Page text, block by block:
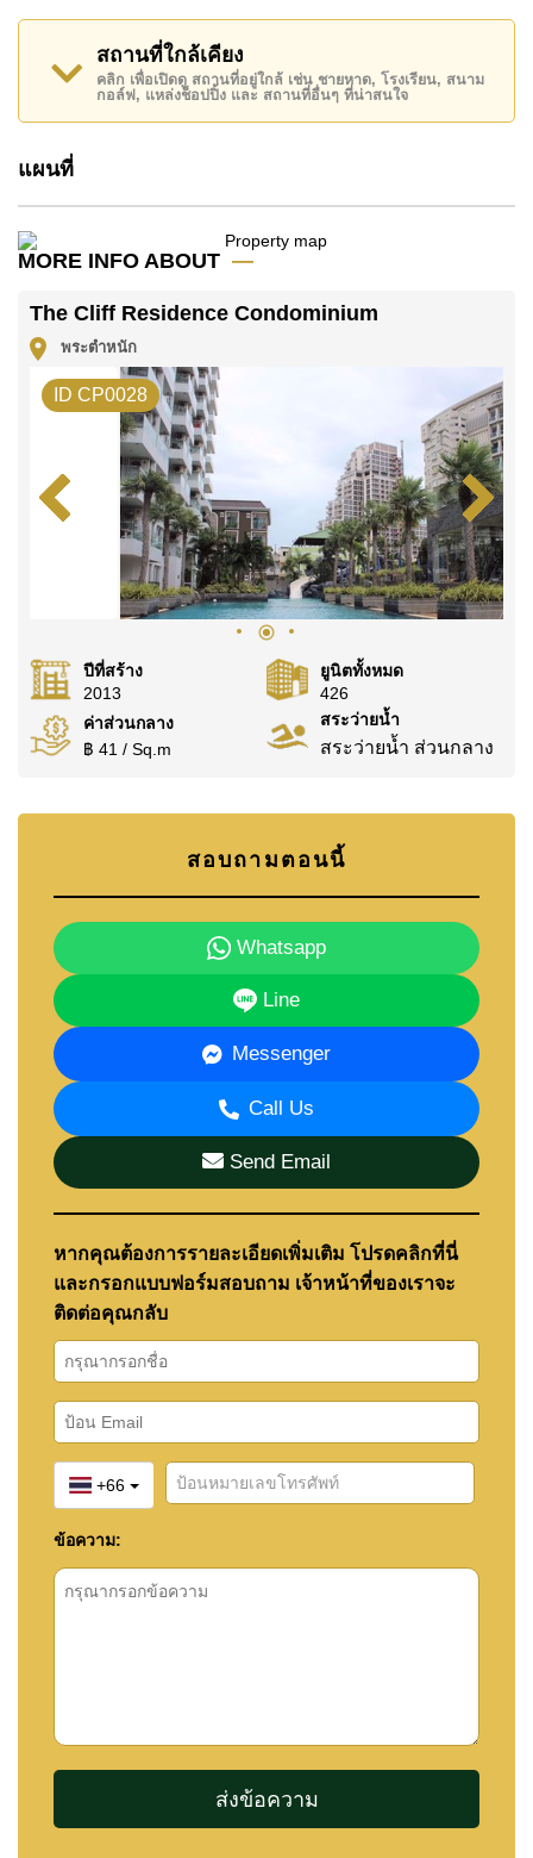
ได้แก่: เดินทางไปชายหาดได้ง่าย, ไกล้เคียงรถประจำทาง
, ตลาดน้ำสี่ภาคพัทยา, พัทยาปาร์ค , เอเชีย 9 หลุม กอล์ฟ
, รพ.กรุงเทพจอมเทียน, โรงพยาบาลเมืองพัทยา
อสังหาริมทรัพย์นี้เปิดให้เช่าระยะยาวในราคา ฿ 18,000
บาทต่อเดือน
มัดจำ 2 เดือน ก่อนเข้าอยู่อาศัย
คุณ!
ติดต่อ Cornerstone Real Estate โทร +6638411250
หรือ อีเมลinfo@cornerstone.co.th
WhatsApp ของสำนักงาน:
และ LINE:
@cornerstonepattaya
สถานที่ใกล้เคียง
คลิก เพื่อเปิดดู สถานที่อยู่ใกล้ เช่น ชายหาด, โรงเรียน, สนาม
กอล์ฟ, แหล่งช็อปปิ้ง และ สถานที่อื่นๆ ที่น่าสนใจ
แผนที่
MORE INFO ABOUT
The Cliff Residence Condominium
พระตำหนัก
ID CP0028
ปีที่สร้าง
2013
ยูนิตทั้งหมด
426
ค่าส่วนกลาง
฿ 41 / Sq.m
สระว่ายน้ำ
สระว่ายน้ำ ส่วนกลาง
สอบถามตอนนี้
Whatsapp
Line
Messenger
Call Us
Send Email
หากคุณต้องการรายละเอียดเพิ่มเติม โปรดคลิกที่นี่
และกรอกแบบฟอร์มสอบถาม เจ้าหน้าที่ของเราจะ
ติดต่อคุณกลับ
+66
ข้อความ: